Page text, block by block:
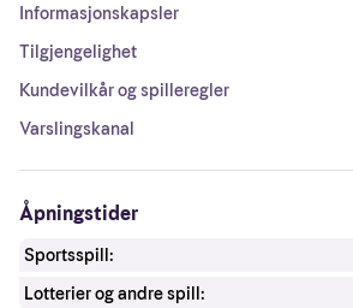
Informasjonskapsler
Tilgjengelighet
Kundevilkår og spilleregler
Varslingskanal
Åpningstider
Sportsspill:
Lotterier og andre spill: